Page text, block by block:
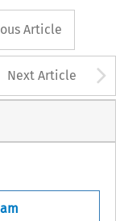
button
Article
Next Article